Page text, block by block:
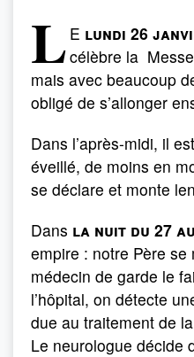
L E lundi 26
célèbre la
mais avec beaucoup
obligé de s’allonger
Dans l’après-midi, il
éveillé, de moins en
se déclare et monte
Dans la nuit du 27
empire : notre Père se
médecin de garde le
l’hôpital, on détecte
due au traitement de
Le neurologue décide